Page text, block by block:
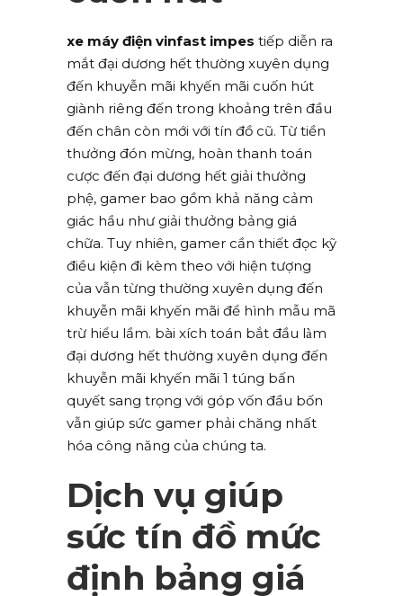
xe máy điện vinfast impes tiếp diễn ra
mắt đại dương hết thường xuyên dụng
đến khuyễn mãi khyến mãi cuốn hút
giành riêng đến trong khoảng trên đầu
đến chân còn mới với tín đồ cũ. Từ tiền
thưởng đón mừng, hoàn thanh toán
cược đến đại dương hết giải thưởng
phệ, gamer bao gồm khả năng cảm
giác hầu như giải thưởng bảng giá
chữa. Tuy nhiên, gamer cần thiết đọc kỹ
điều kiện đi kèm theo với hiện tượng
của vẫn từng thường xuyên dụng đến
khuyễn mãi khyến mãi để hình mẫu mã
trừ hiểu lầm. bài xích toán bắt đầu làm
đại dương hết thường xuyên dụng đến
khuyễn mãi khyến mãi 1 túng bấn
quyết sang trọng với góp vốn đầu bốn
vẫn giúp sức gamer phải chăng nhất
hóa công năng của chúng ta.
Dịch vụ giúp
sức tín đồ mức
định bảng giá